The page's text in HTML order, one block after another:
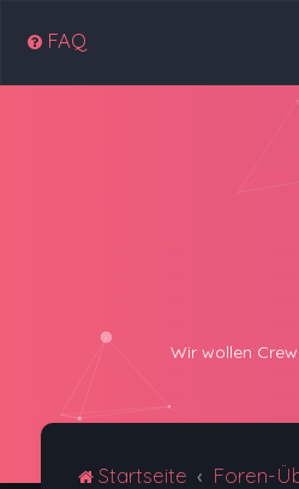
FAQ
Wir wollen
Startseite Foren-